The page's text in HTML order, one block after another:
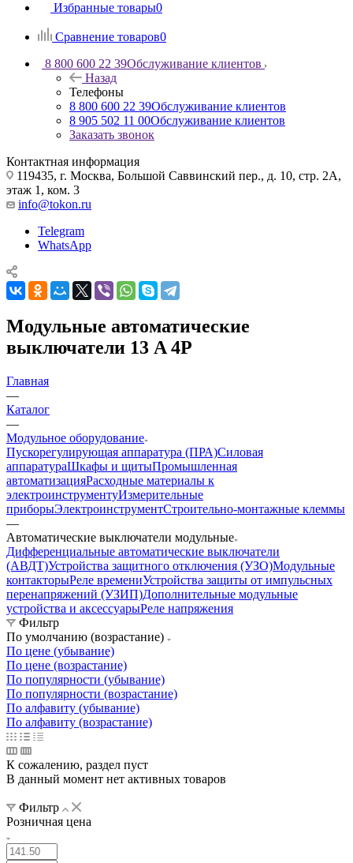
Избранные товары0
Сравнение товаров0
8 800 600 22 39Обслуживание клиентов
Назад
Телефоны
8 800 600 22 39Обслуживание клиентов
8 905 502 11 00Обслуживание клиентов
Заказать звонок
Контактная информация
119435, г. Москва, Большой Саввинский пер., д. 10, стр. 2А,
этаж 1, ком. 3
info@tokon.ru
Telegram
WhatsApp
Модульные автоматические
выключатели 13 A 4P
Главная
—
Каталог
—
Модульное оборудование
Пускорегулирующая аппаратура (ПРА)Силовая
аппаратураШкафы и щитыПромышленная
автоматизацияРасходные материалы к
электроинструментуИзмерительные
приборыЭлектроинструментСтроительно-монтажные клеммы
—
Автоматические выключатели модульные
Дифференциальные автоматические выключатели
(АВДТ)Устройства защитного отключения (УЗО)Модульные
контакторыРеле времениУстройства защиты от импульсных
перенапряжений (УЗИП)Дополнительные модульные
устройства и аксессуарыРеле напряжения
Фильтр
По умолчанию (возрастание)
По цене (убывание)
По цене (возрастание)
По популярности (убывание)
По популярности (возрастание)
По алфавиту (убывание)
По алфавиту (возрастание)
К сожалению, раздел пуст
В данный момент нет активных товаров
Фильтр
Розничная цена